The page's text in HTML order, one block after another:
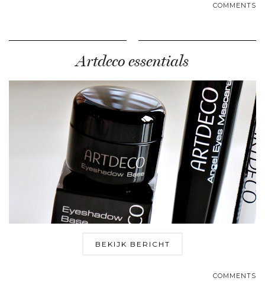
COMMENTS
Artdeco essentials
BEKIJK BERICHT
COMMENTS